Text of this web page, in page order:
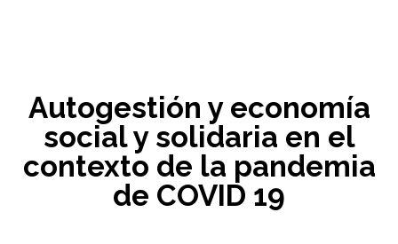
Autogestión y economía
social y solidaria en el
contexto de la pandemia
de COVID 19